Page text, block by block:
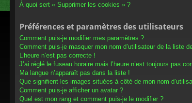
À quoi sert « Supprimer les cookies » ?
Préférences et paramètres des utilisateurs
Comment puis-je modifier mes paramètres ?
Comment puis-je masquer mon nom d’utilisateur de la liste
L’heure n’est pas correcte !
J’ai réglé le fuseau horaire mais l’heure n’est toujours pas
Ma langue n’apparaît pas dans la liste !
Que signifient les images situées à côté de mon nom
Comment puis-je afficher un avatar ?
Quel est mon rang et comment puis-je le modifier ?